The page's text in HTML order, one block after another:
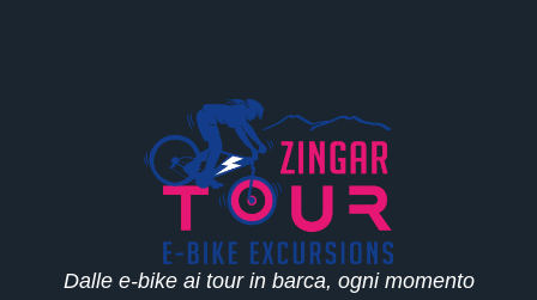
Dalle e-bike ai tour in barca, ogni momento